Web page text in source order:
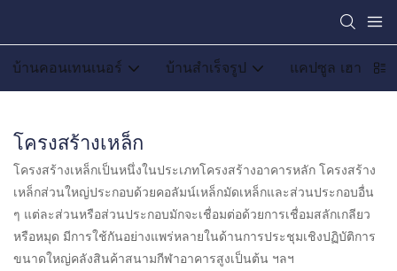
บ้านคอนเทนเนอร์ บ้านสำเร็จรูป แคปซูล เฮาส์
โครงสร้างเหล็ก
โครงสร้างเหล็กเป็นหนึ่งในประเภทโครงสร้างอาคารหลัก โครงสร้าง
เหล็กส่วนใหญ่ประกอบด้วยคอลัมน์เหล็กมัดเหล็กและส่วนประกอบอื่น
ๆ แต่ละส่วนหรือส่วนประกอบมักจะเชื่อมต่อด้วยการเชื่อมสลักเกลียว
หรือหมุด มีการใช้กันอย่างแพร่หลายในด้านการประชุมเชิงปฏิบัติการ
ขนาดใหญ่คลังสินค้าสนามกีฬาอาคารสูงเป็นต้น ฯลฯ